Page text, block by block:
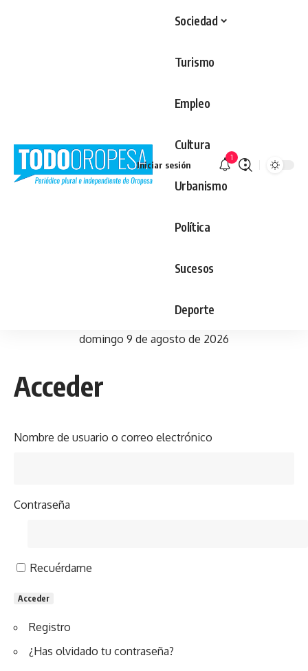
Sociedad
Turismo
Empleo
Cultura
Urbanismo
Política
Sucesos
Deporte
Iniciar sesión
1
domingo 9 de agosto de 2026
Acceder
Nombre de usuario o correo electrónico
Contraseña
Recuérdame
Acceder
Registro
¿Has olvidado tu contraseña?